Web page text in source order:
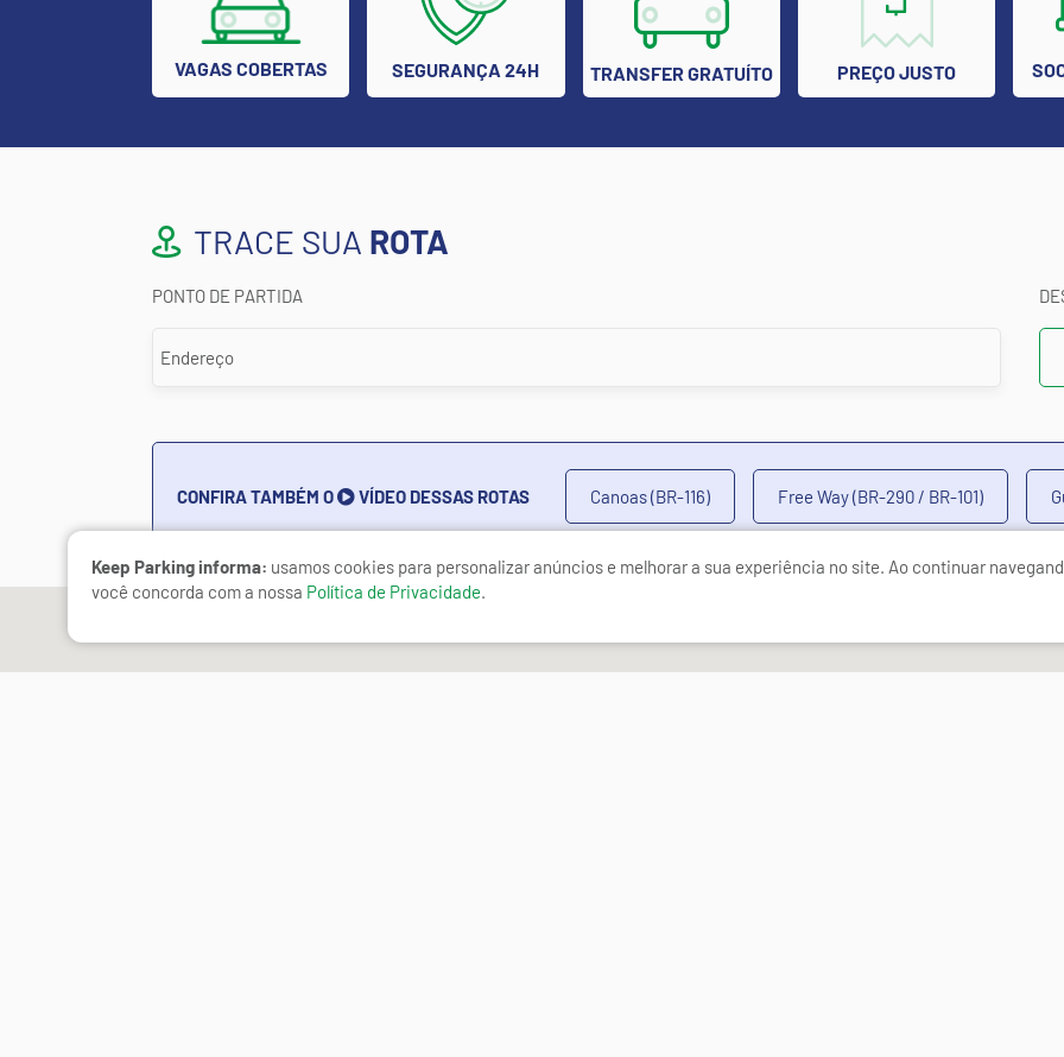
VAGAS COBERTAS SEGURANÇA 24H TRANSFER GRATUÍTO PREÇO JUSTO
TRACE SUA ROTA
PONTO DE PARTIDA
CONFIRA TAMBÉM O VÍDEO DESSAS ROTAS Canoas (BR-116) Free Way (BR-290 / BR-101)
Keep Parking informa: usamos cookies para personalizar anúncios e melhorar a sua experiência no site. Ao continuar
você concorda com a nossa Política de Privacidade.